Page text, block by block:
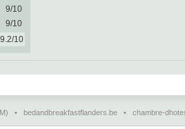
9/10
9/10
9.2/10
• bedandbreakfastflanders.be • chambre-